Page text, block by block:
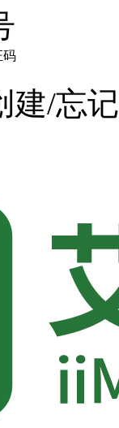
码
建/忘